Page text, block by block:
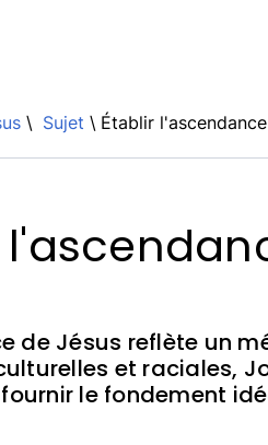
\ Sujet \ Établir
de Jésus reflète un
et raciales,
le fondement